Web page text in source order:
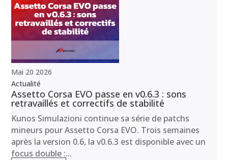
Mai 20 2026
Actualité
Assetto Corsa EVO passe en v0.6.3 : sons
retravaillés et correctifs de stabilité
Kunos Simulazioni continue sa série de patchs
mineurs pour Assetto Corsa EVO. Trois semaines
après la version 0.6, la v0.6.3 est disponible avec un
focus double :...